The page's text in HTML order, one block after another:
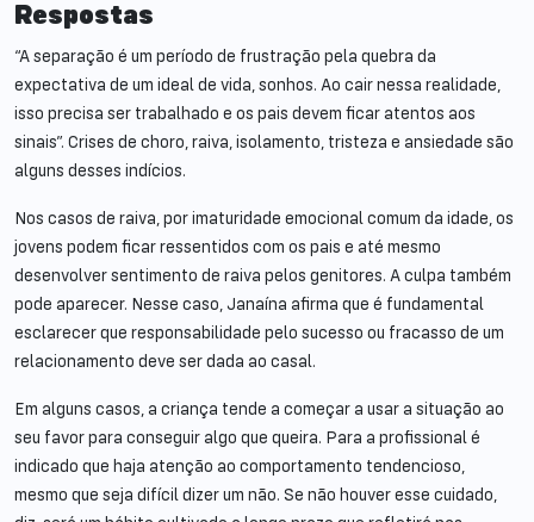
Respostas
“A separação é um período de frustração pela quebra da
expectativa de um ideal de vida, sonhos. Ao cair nessa realidade,
isso precisa ser trabalhado e os pais devem ficar atentos aos
sinais”. Crises de choro, raiva, isolamento, tristeza e ansiedade são
alguns desses indícios.
Nos casos de raiva, por imaturidade emocional comum da idade, os
jovens podem ficar ressentidos com os pais e até mesmo
desenvolver sentimento de raiva pelos genitores. A culpa também
pode aparecer. Nesse caso, Janaína afirma que é fundamental
esclarecer que responsabilidade pelo sucesso ou fracasso de um
relacionamento deve ser dada ao casal.
Em alguns casos, a criança tende a começar a usar a situação ao
seu favor para conseguir algo que queira. Para a profissional é
indicado que haja atenção ao comportamento tendencioso,
mesmo que seja difícil dizer um não. Se não houver esse cuidado,